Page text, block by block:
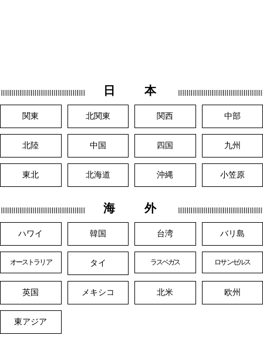
日 本
関東 北関東 関西 中部
北陸 中国 四国 九州
東北 北海道 沖縄 小笠原
海 外
ハワイ 韓国 台湾 バリ島
オーストラリア タイ ラスベガス ロサンゼルス
英国 メキシコ 北米 欧州
東アジア